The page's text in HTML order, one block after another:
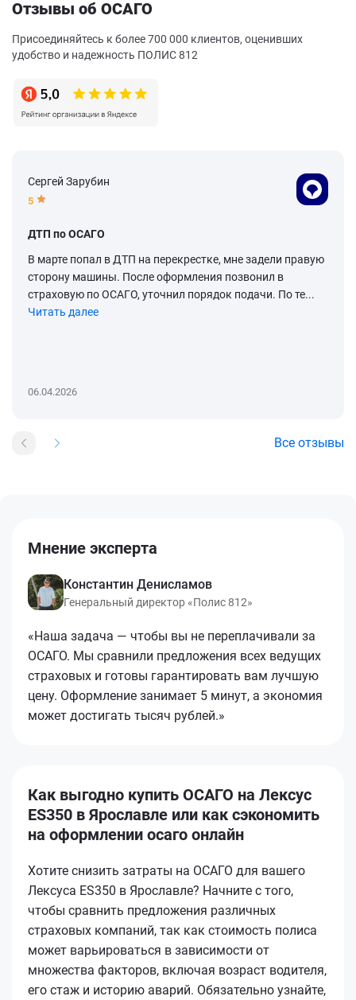
Отзывы об ОСАГО
Присоединяйтесь к более 700 000 клиентов, оценивших
удобство и надежность ПОЛИС 812
Сергей Зарубин
5
ДТП по ОСАГО
В марте попал в ДТП на перекрестке, мне задели правую
сторону машины. После оформления позвонил в
страховую по ОСАГО, уточнил порядок подачи. По те...
Читать далее
06.04.2026
Все отзывы
Мнение эксперта
Константин Денисламов
Генеральный директор «Полис 812»
«Наша задача — чтобы вы не переплачивали за
ОСАГО. Мы сравнили предложения всех ведущих
страховых и готовы гарантировать вам лучшую
цену. Оформление занимает 5 минут, а экономия
может достигать тысяч рублей.»
Как выгодно купить ОСАГО на Лексус
ES350 в Ярославле или как сэкономить
на оформлении осаго онлайн
Хотите снизить затраты на ОСАГО для вашего
Лексуса ES350 в Ярославле? Начните с того,
чтобы сравнить предложения различных
страховых компаний, так как стоимость полиса
может варьироваться в зависимости от
множества факторов, включая возраст водителя,
его стаж и историю аварий. Обязательно узнайте,